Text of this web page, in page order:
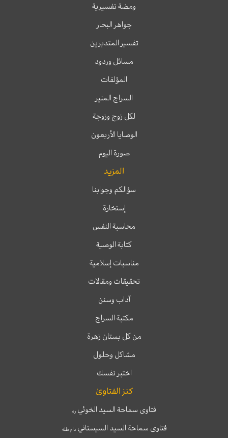
ومضة تفسيرية
جواهر البحار
تفسير المتدبرين
مسائل وردود
المؤلفات
السراج المنير
لكل زوج وزوجة
الوصايا الأربعون
صورة اليوم
المزيد
سؤالكم وجوابنا
إستخارة
محاسبة النفس
كتابة الوصية
مناسبات إسلامية
تحقيقات ومقالات
آداب وسنن
مكتبة السراج
من كل بستان زهرة
مشاكل وحلول
اختبر نفسك
كنز الفتاوىٰ
فتاوى سماحة السيد الخوئيره
فتاوى سماحة السيد السيستانيدام ظله